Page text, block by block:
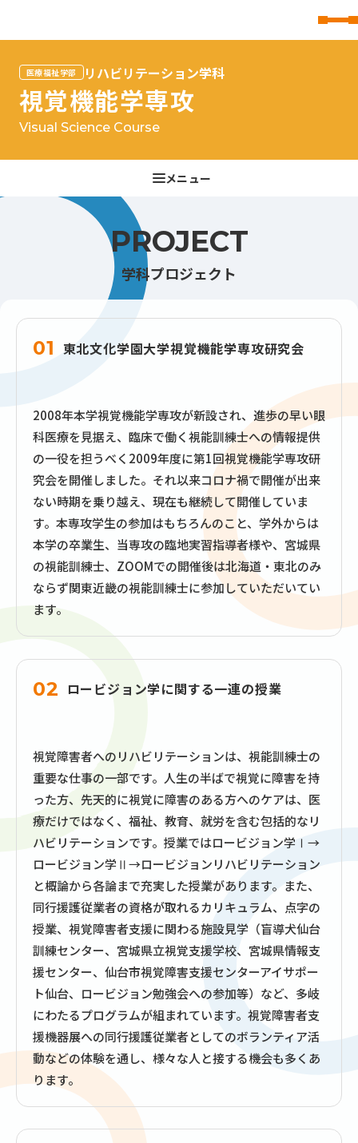
医療福祉学部 リハビリテーション学科
視覚機能学専攻
Visual Science Course
学科プロジェクト
PROJECT
01 東北文化学園大学視覚機能学専攻研究会
2008年本学視覚機能学専攻が新設され、進歩の早い眼
科医療を見据え、臨床で働く視能訓練士への情報提供
の一役を担うべく2009年度に第1回視覚機能学専攻研
究会を開催しました。それ以来コロナ禍で開催が出来
ない時期を乗り越え、現在も継続して開催していま
す。本専攻学生の参加はもちろんのこと、学外からは
本学の卒業生、当専攻の臨地実習指導者様や、宮城県
の視能訓練士、ZOOMでの開催後は北海道・東北のみ
ならず関東近畿の視能訓練士に参加していただいてい
ます。
02 ロービジョン学に関する一連の授業
視覚障害者へのリハビリテーションは、視能訓練士の
重要な仕事の一部です。人生の半ばで視覚に障害を持
った方、先天的に視覚に障害のある方へのケアは、医
療だけではなく、福祉、教育、就労を含む包括的なリ
ハビリテーションです。授業ではロービジョン学Ⅰ→
ロービジョン学Ⅱ→ロービジョンリハビリテーション
と概論から各論まで充実した授業があります。また、
同行援護従業者の資格が取れるカリキュラム、点字の
授業、視覚障害者支援に関わる施設見学（盲導犬仙台
訓練センター、宮城県立視覚支援学校、宮城県情報支
援センター、仙台市視覚障害支援センターアイサポー
ト仙台、ロービジョン勉強会への参加等）など、多岐
にわたるプログラムが組まれています。視覚障害者支
援機器展への同行援護従業者としてのボランティア活
動などの体験を通し、様々な人と接する機会も多くあ
ります。